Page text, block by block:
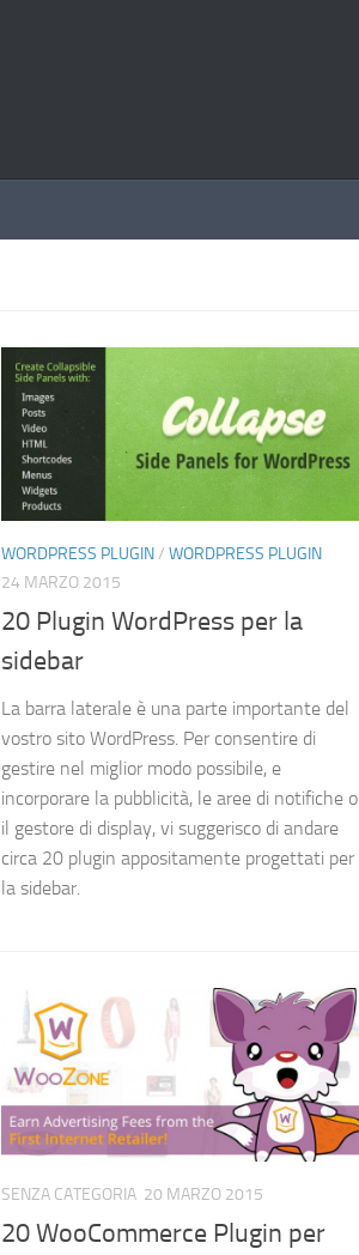
WORDPRESS PLUGIN/ WORDPRESS PLUGIN
24 MARZO 2015
20 Plugin WordPress per la
sidebar
La barra laterale è una parte importante del
vostro sito WordPress. Per consentire di
gestire nel miglior modo possibile, e
incorporare la pubblicità, le aree di notifiche o
il gestore di display, vi suggerisco di andare
circa 20 plugin appositamente progettati per
la sidebar.
SENZA CATEGORIA 20 MARZO 2015
20 WooCommerce Plugin per